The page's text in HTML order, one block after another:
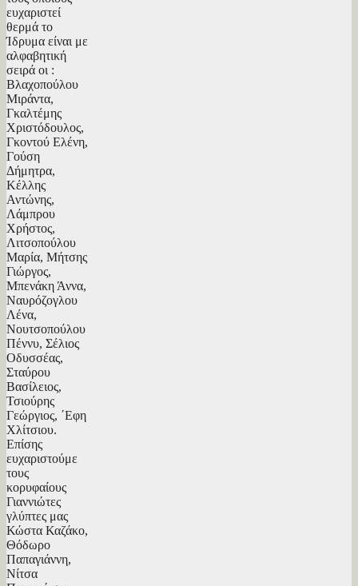
ευχαριστεί
θερμά το
Ίδρυμα είναι με
αλφαβητική
σειρά οι :
Βλαχοπούλου
Μιράντα,
Γκαλτέμης
Χριστόδουλος,
Γκοντού Ελένη,
Γούση
Δήμητρα,
Κέλλης
Αντώνης,
Λάμπρου
Χρήστος,
Λιτσοπούλου
Μαρία, Μήτσης
Γιώργος,
Μπενάκη Άννα,
Ναυρόζογλου
Λένα,
Νουτσοπούλου
Πέννυ, Σέλιος
Οδυσσέας,
Σταύρου
Βασίλειος,
Τσιούρης
Γεώργιος, ΄Εφη
Χλίτσιου.
Επίσης
ευχαριστούμε
τους
κορυφαίους
Γιαννιώτες
γλύπτες μας
Κώστα Καζάκο,
Θόδωρο
Παπαγιάννη,
Νίτσα